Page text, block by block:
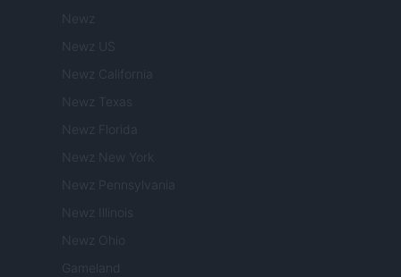
Newz
Newz US
Newz California
Newz Texas
Newz Florida
Newz New York
Newz Pennsylvania
Newz Illinois
Newz Ohio
Gameland